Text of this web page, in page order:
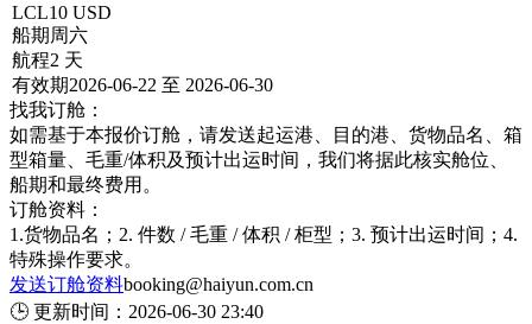
LCL10 USD
船期 周六
航程2 天
有效期2026-06-22 至 2026-06-30
找我订舱：
如需基于本报价订舱，请发送起运港、目的港、货物品名、箱
型箱量、毛重/体积及预计出运时间，我们将据此核实舱位、
船期和最终费用。
订舱资料：
1.货物品名；2. 件数 / 毛重 / 体积 / 柜型；3. 预计出运时间；4.
特殊操作要求。
发送订舱资料booking@haiyun.com.cn
🕒 更新时间： 2026-06-30 23:40